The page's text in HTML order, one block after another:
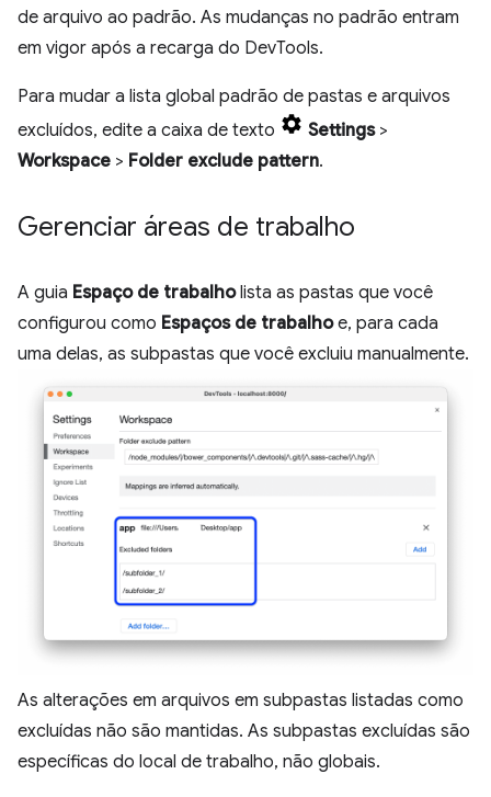
de arquivo ao padrão. As mudanças no padrão entram
em vigor após a recarga do DevTools.
Para mudar a lista global padrão de pastas e arquivos
excluídos, edite a caixa de texto
Settings>
Workspace > Folder exclude pattern.
Gerenciar áreas de trabalho
A guia Espaço de trabalholista as pastas que você
configurou como Espaços de trabalhoe, para cada
uma delas, as subpastas que você excluiu manualmente.
As alterações em arquivos em subpastas listadas como
excluídas não são mantidas. As subpastas excluídas são
específicas do local de trabalho, não globais.